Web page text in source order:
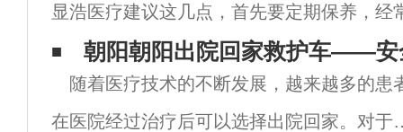
个“特权”； 二是要在确保安荃的前提下
关于
显浩医疗建议这几点，首先要定期保养，经
果有发生发动机漏油，底盘漏油，油管老化
维修点进行维修。然后需要定期检查电
朝阳朝阳出院回家救护车——安
随着医疗技术的不断发展，越来越多的患
在医院经过治疗后可以选择出院回家。对于